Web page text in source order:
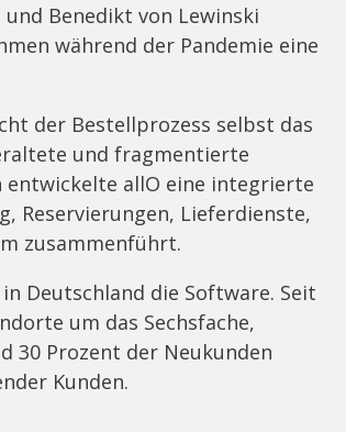
und Benedikt von Lewinski
während der Pandemie eine
der Bestellprozess selbst das
und fragmentierte
allO eine integrierte
Reservierungen, Lieferdienste,
zusammenführt.
Deutschland die Software. Seit
um das Sechsfache,
30 Prozent der Neukunden
Kunden.